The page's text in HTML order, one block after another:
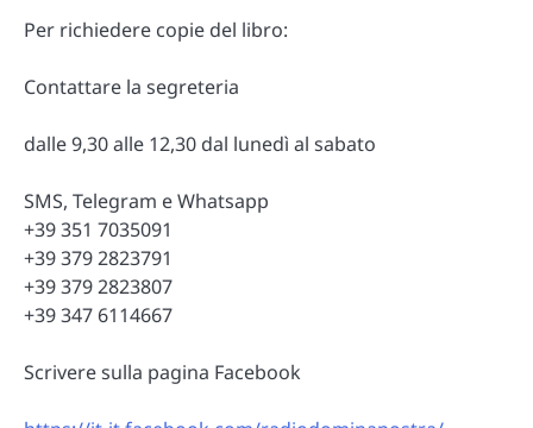
Per richiedere copie del libro:
Contattare la segreteria
dalle 9,30 alle 12,30 dal lunedì al sabato
SMS, Telegram e Whatsapp
+39 351 7035091
+39 379 2823791
+39 379 2823807
+39 347 6114667
Scrivere sulla pagina Facebook